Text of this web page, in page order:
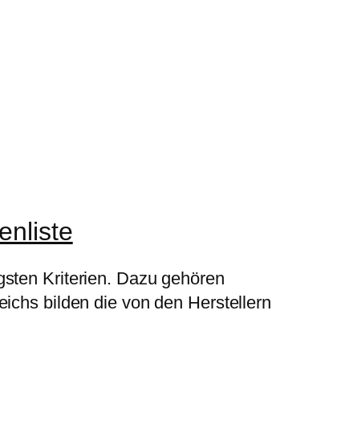
Kriterien. Dazu gehören
bilden die von den Herstellern